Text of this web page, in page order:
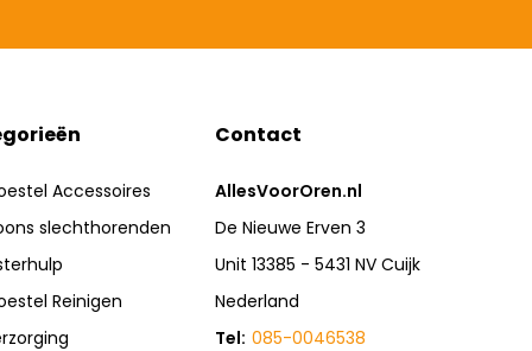
Accessoires
slechthorenden
Reinigen
Contact
AllesVoorOren.nl
De Nieuwe Erven 3
Unit 13385 - 5431 NV Cuijk
Nederland
Tel: 085-0046538